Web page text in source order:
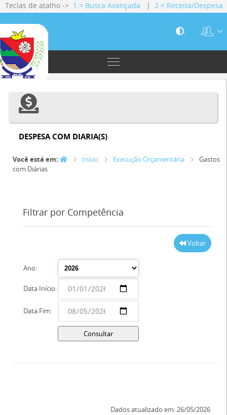
Teclas de atalho -> 1 = Busca Avançada | 2 = Receita/Despesa
|3 = Gestão Fiscal|4 = Servidores|5 = Licitações|6 =
Contratos
.
DESPESA COM DIARIA(S)
Você está em: Início Execução Orçamentária
Gastos
com Diárias
Filtrar por Competência
Voltar
Ano:
Data Início:
Data Fim:
Dados atualizado em: 26/05/2026